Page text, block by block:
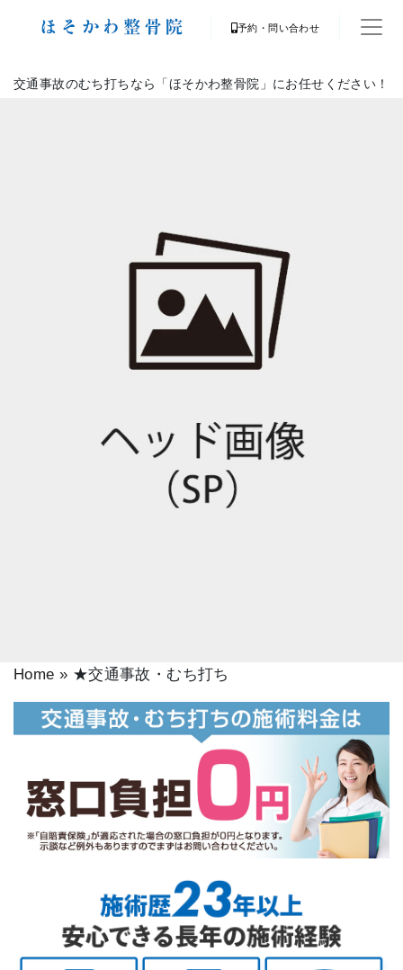
予約・問い合わせ
交通事故のむち打ちなら「ほそかわ整骨院」にお任せください！
Home » ★交通事故・むち打ち